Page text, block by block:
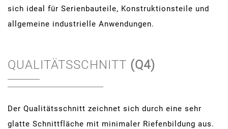
sich ideal für Serienbauteile, Konstruktionsteile und
allgemeine industrielle Anwendungen.
QUALITÄTSSCHNITT (Q4)
Der Qualitätsschnitt zeichnet sich durch eine sehr
glatte Schnittfläche mit minimaler Riefenbildung aus.